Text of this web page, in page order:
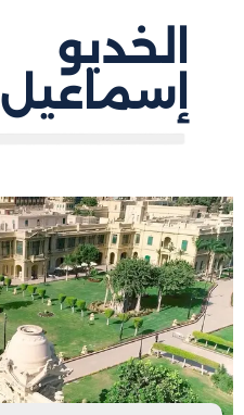
الخديو
إسماعيل